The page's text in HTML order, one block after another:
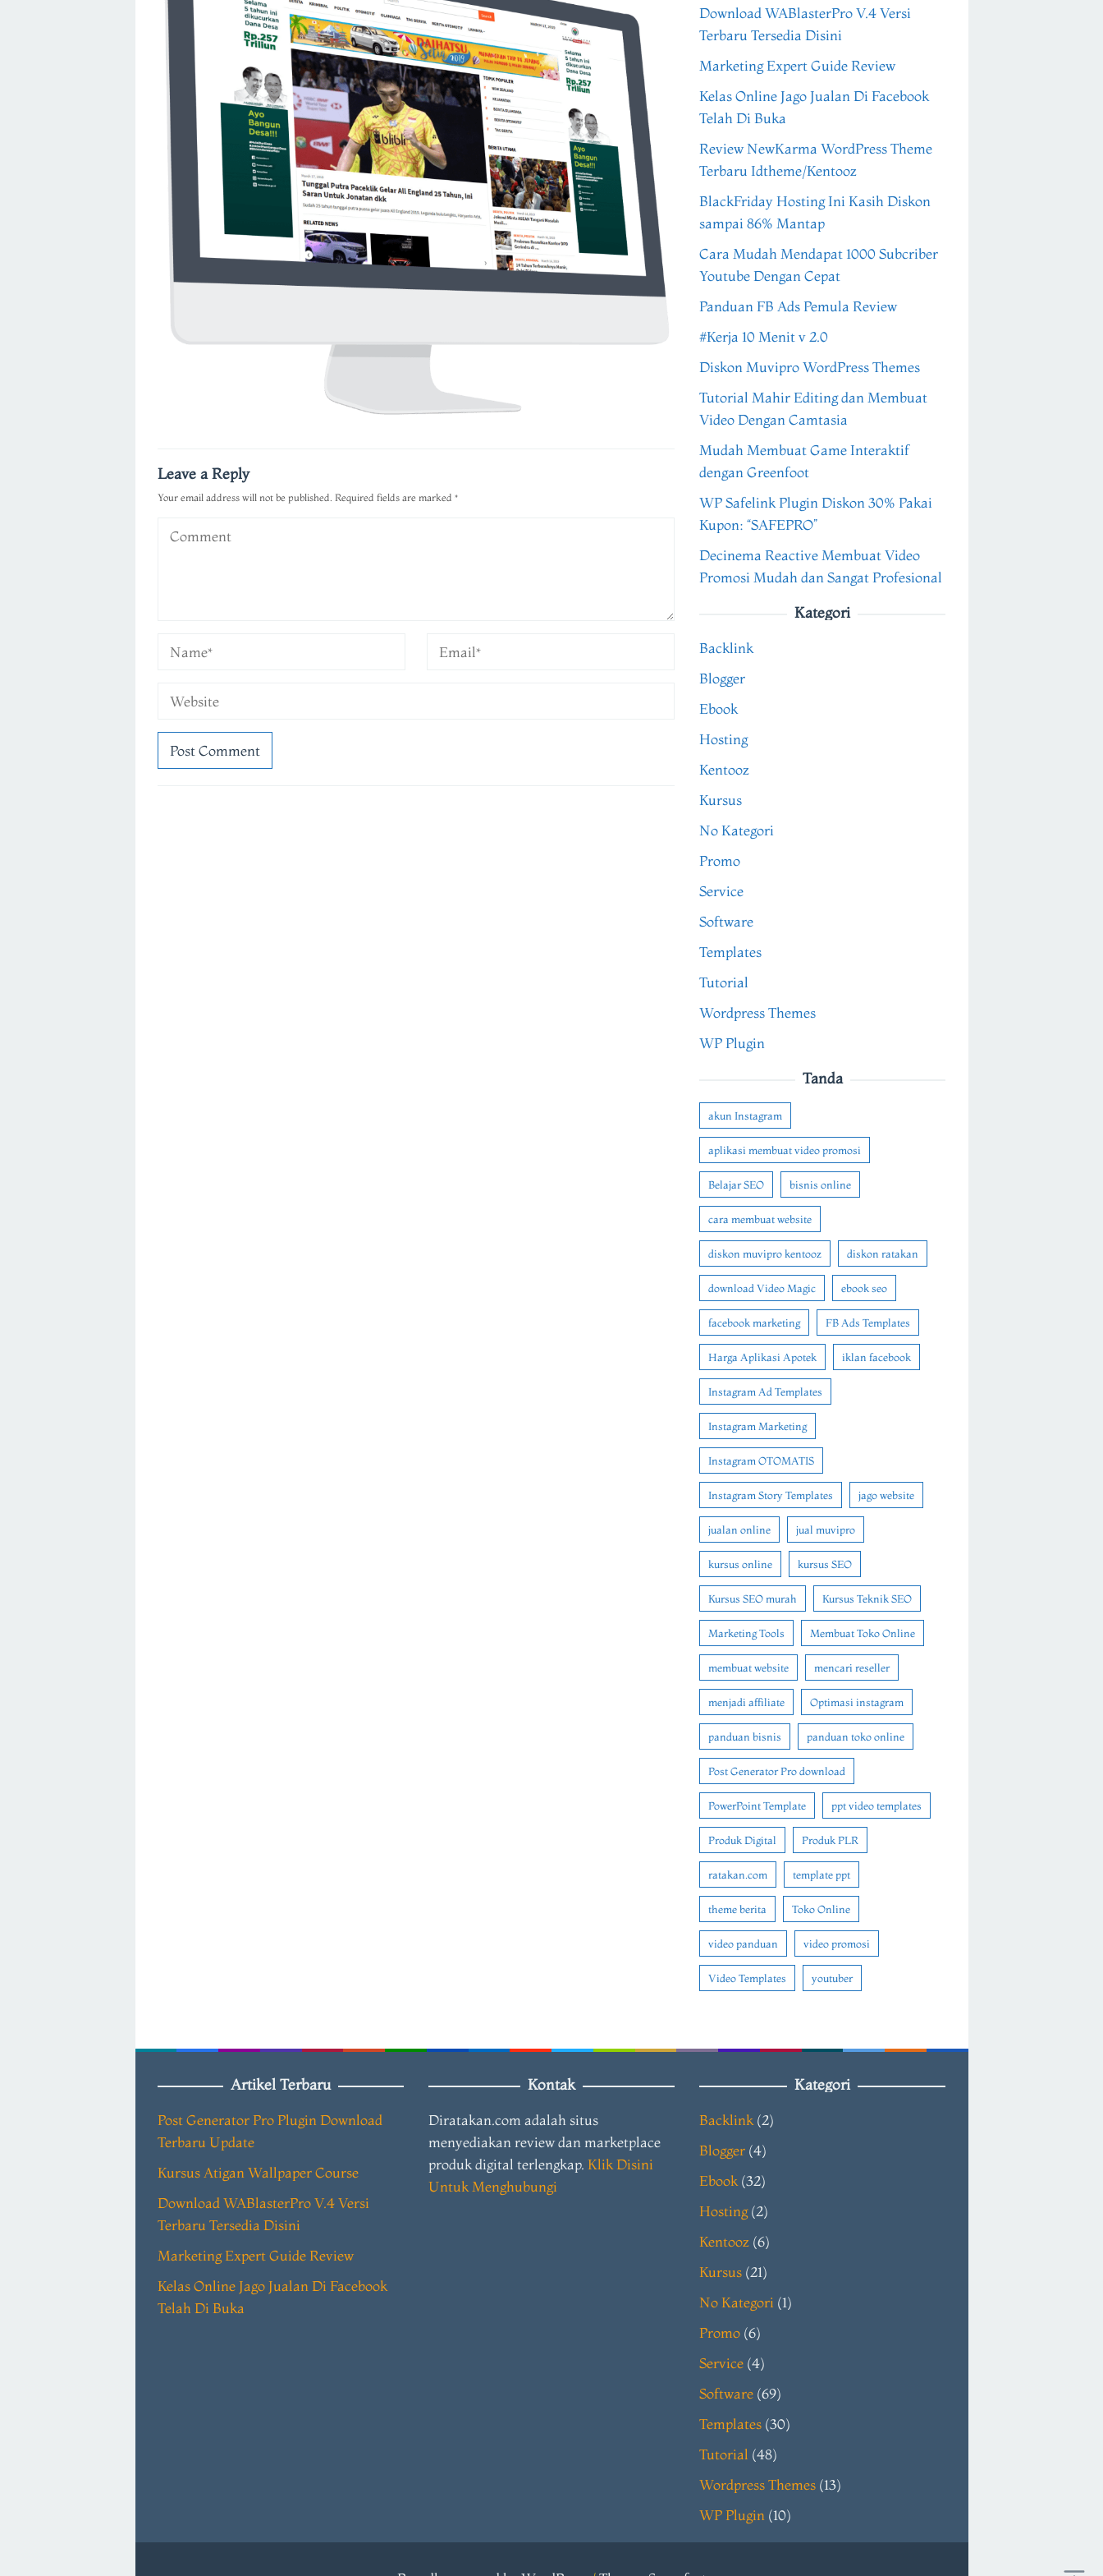
Leave a Reply
Your email address will not be published. Required fields are marked *
Download WABlasterPro V.4 Versi
Terbaru Tersedia Disini
Marketing Expert Guide Review
Kelas Online Jago Jualan Di Facebook
Telah Di Buka
Review NewKarma WordPress Theme
Terbaru Idtheme/Kentooz
BlackFriday Hosting Ini Kasih Diskon
sampai 86% Mantap
Cara Mudah Mendapat 1000 Subcriber
Youtube Dengan Cepat
Panduan FB Ads Pemula Review
#Kerja 10 Menit v 2.0
Diskon Muvipro WordPress Themes
Tutorial Mahir Editing dan Membuat
Video Dengan Camtasia
Mudah Membuat Game Interaktif
dengan Greenfoot
WP Safelink Plugin Diskon 30% Pakai
Kupon: “SAFEPRO”
Decinema Reactive Membuat Video
Promosi Mudah dan Sangat Profesional
Kategori
Backlink
Blogger
Ebook
Hosting
Kentooz
Kursus
No Kategori
Promo
Service
Software
Templates
Tutorial
Wordpress Themes
WP Plugin
Tanda
akun Instagram
aplikasi membuat video promosi
Belajar SEO bisnis online
cara membuat website
diskon muvipro kentooz diskon ratakan
download Video Magic ebook seo
facebook marketing FB Ads Templates
Harga Aplikasi Apotek iklan facebook
Instagram Ad Templates
Instagram Marketing
Instagram OTOMATIS
Instagram Story Templates jago website
jualan online jual muvipro
kursus online kursus SEO
Kursus SEO murah Kursus Teknik SEO
Marketing Tools Membuat Toko Online
membuat website mencari reseller
menjadi affiliate Optimasi instagram
panduan bisnis panduan toko online
Post Generator Pro download
PowerPoint Template ppt video templates
Produk Digital Produk PLR
ratakan.com template ppt
theme berita Toko Online
video panduan video promosi
Video Templates youtuber
Artikel Terbaru
Post Generator Pro Plugin Download
Terbaru Update
Kursus Atigan Wallpaper Course
Download WABlasterPro V.4 Versi
Terbaru Tersedia Disini
Marketing Expert Guide Review
Kelas Online Jago Jualan Di Facebook
Telah Di Buka
Kontak
Diratakan.com adalah situs
menyediakan review dan marketplace
produk digital terlengkap. Klik Disini
Untuk Menghubungi
Kategori
Backlink (2)
Blogger (4)
Ebook (32)
Hosting(2)
Kentooz (6)
Kursus (21)
No Kategori (1)
Promo (6)
Service (4)
Software (69)
Templates (30)
Tutorial (48)
Wordpress Themes (13)
WP Plugin (10)